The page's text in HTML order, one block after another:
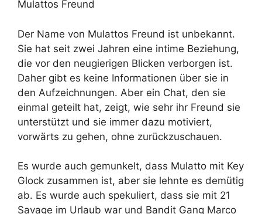
Mulattos Freund
Der Name von Mulattos Freund ist unbekannt.
Sie hat seit zwei Jahren eine intime Beziehung,
die vor den neugierigen Blicken verborgen ist.
Daher gibt es keine Informationen über sie in
den Aufzeichnungen. Aber ein Chat, den sie
einmal geteilt hat, zeigt, wie sehr ihr Freund sie
unterstützt und sie immer dazu motiviert,
vorwärts zu gehen, ohne zurückzuschauen.
Es wurde auch gemunkelt, dass Mulatto mit Key
Glock zusammen ist, aber sie lehnte es demütig
ab. Es wurde auch spekuliert, dass sie mit 21
Savage im Urlaub war und Bandit Gang Marco